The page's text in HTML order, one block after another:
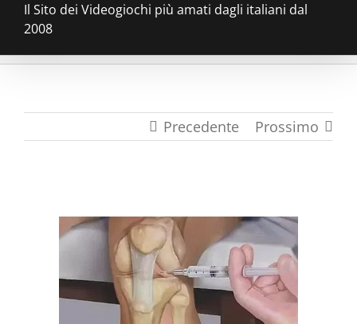
Il Sito dei Videogiochi più amati dagli italiani dal
2008
Precedente Prossimo